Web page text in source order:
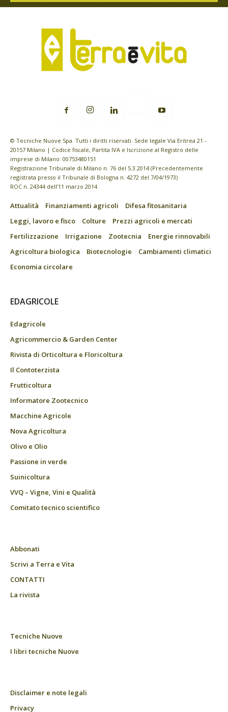
© Tecniche Nuove Spa. Tutti i diritti riservati. Sede legale Via Eritrea 21 -
20157 Milano | Codice fiscale, Partita IVA e Iscrizione al Registro delle
imprese di Milano: 00753480151
Registrazione Tribunale di Milano n. 76 del 5.3.2014 (Precedentemente
registrata presso il Tribunale di Bologna n. 4272 del 7/04/1973)
ROC n. 24344 dell’11 marzo 2014
Attualità Finanziamenti agricoli
Difesa fitosanitaria
Leggi, lavoro e fisco
Colture
Prezzi agricoli e mercati
Fertilizzazione
Irrigazione Zootecnia
Energie rinnovabili
Agricoltura biologica
Biotecnologie
Cambiamenti climatici
Economia circolare
EDAGRICOLE
Edagricole
Agricommercio & Garden Center
Rivista di Orticoltura e Floricoltura
Il Contoterzista
Frutticoltura
Informatore Zootecnico
Macchine Agricole
Nova Agricoltura
Olivo e Olio
Passione in verde
Suinicoltura
VVQ – Vigne, Vini e Qualità
Comitato tecnico scientifico
Abbonati
Scrivi a Terra e Vita
CONTATTI
La rivista
Tecniche Nuove
I libri tecniche Nuove
Disclaimer e note legali
Privacy